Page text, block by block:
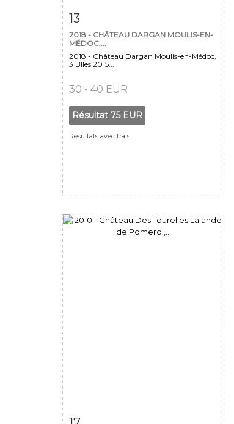
Fiche détaillée
13
2018 - CHÂTEAU DARGAN MOULIS-EN-
MÉDOC,...
2018 - Château Dargan Moulis-en-Médoc,
3 Blles 2015...
30 - 40 EUR
Résultat 75 EUR
Résultats avec frais
Fiche détaillée